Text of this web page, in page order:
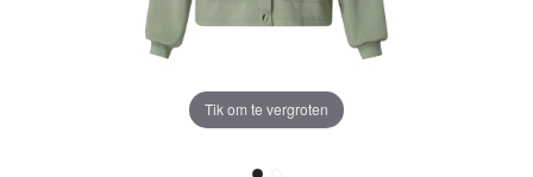
Tik om te vergroten